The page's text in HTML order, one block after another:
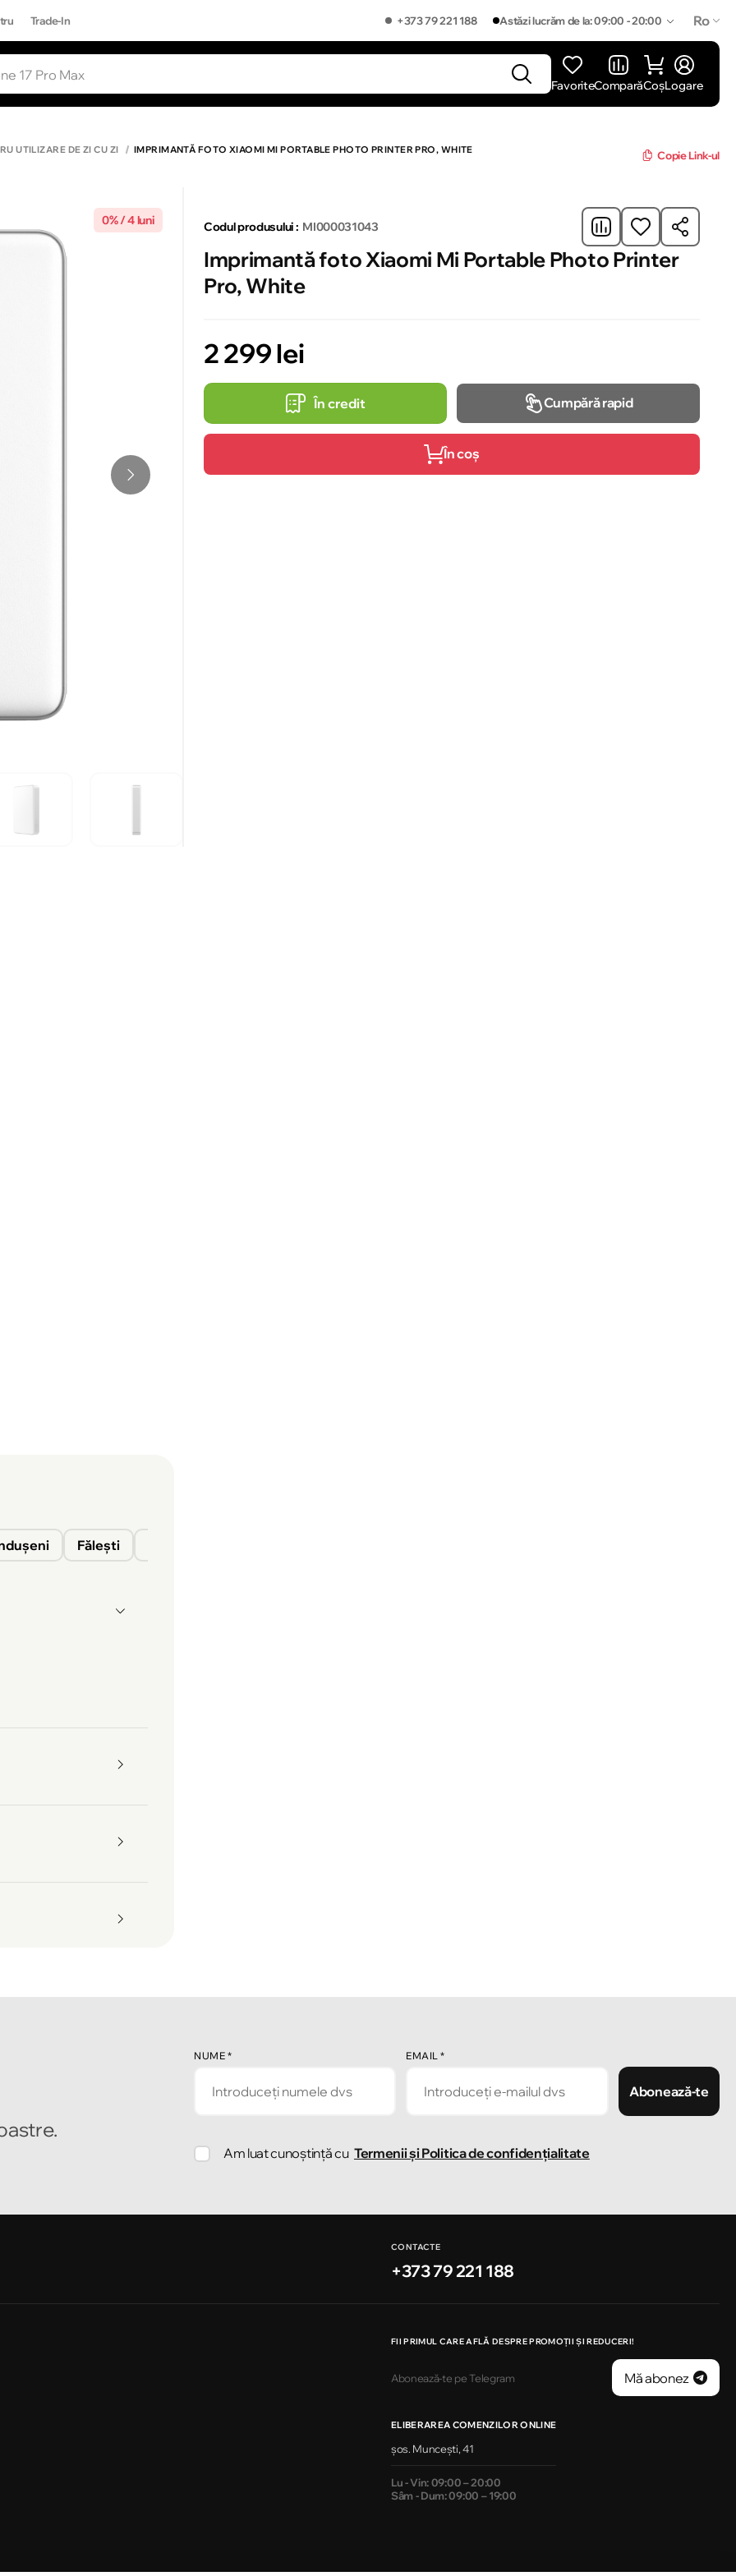
Trade-In +373 79 221 188 Astăzi lucrăm de la: 09:00 - 20:00 Ro
FavoriteComparăCoșLogare
UTILIZARE DE ZI CU ZI IMPRIMANTĂ FOTO XIAOMI MI PORTABLE PHOTO PRINTER PRO, WHITE Copie Link-ul
0% / 4 luni Codul produsului : MI000031043
Imprimantă foto Xiaomi Mi Portable Photo Printer
Pro, White
2 299 lei
În credit Cumpără rapid
În coș
Fălești
NUME * EMAIL*
Abonează-te
Am luat cunoștință cu Termenii și Politica de confidențialitate
CONTACTE
+373 79 221 188
FII PRIMUL CARE AFLĂ DESPRE PROMOȚII ȘI REDUCERI!
Abonează-te pe Telegram Mă abonez
ELIBERAREA COMENZILOR ONLINE
șos. Muncești, 41
Lu - Vin: 09:00 – 20:00
Sâm - Dum: 09:00 – 19:00